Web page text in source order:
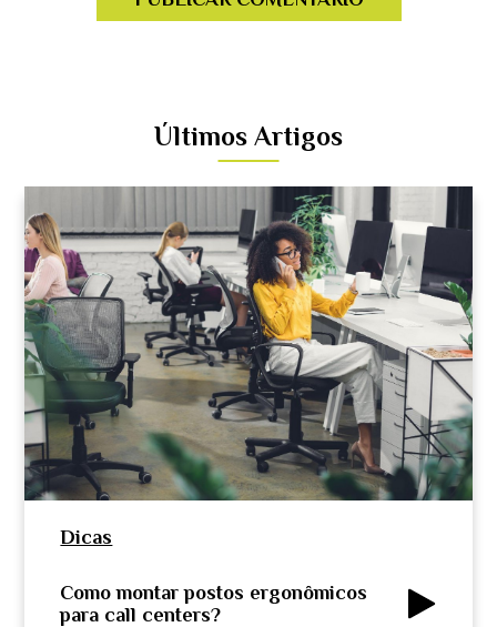
Últimos Artigos
Dicas
Como montar postos ergonômicos
para call centers?